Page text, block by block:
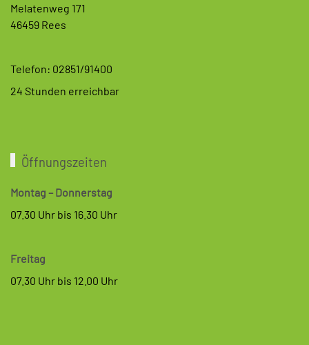
Melatenweg 171
46459 Rees
Telefon: 02851/91400
24 Stunden erreichbar
Öffnungszeiten
Montag – Donnerstag
07.30 Uhr bis 16.30 Uhr
Freitag
07.30 Uhr bis 12.00 Uhr